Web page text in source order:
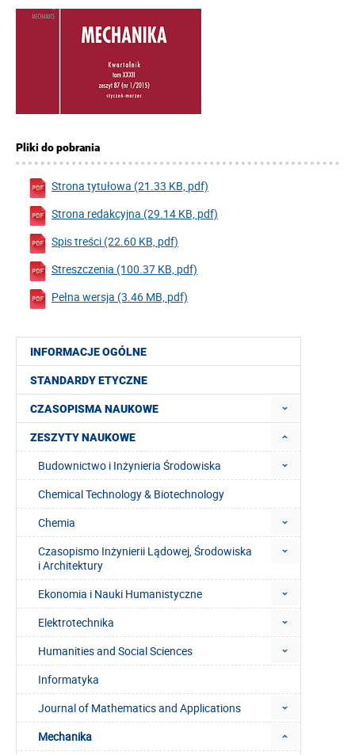
INFORMACJE OGÓLNE
STANDARDY ETYCZNE
CZASOPISMA NAUKOWE
ZESZYTY NAUKOWE
Budownictwo i Inżynieria Środowiska
Chemical Technology & Biotechnology
Chemia
Czasopismo Inżynierii Lądowej, Środowiska
i Architektury
Ekonomia i Nauki Humanistyczne
Elektrotechnika
Humanities and Social Sciences
Informatyka
Journal of Mathematics and Applications
Mechanika
Pliki do pobrania
Strona tytułowa (21.33 KB, pdf)
Strona redakcyjna (29.14 KB, pdf)
Spis treści (22.60 KB, pdf)
Streszczenia (100.37 KB, pdf)
Pełna wersja (3.46 MB, pdf)